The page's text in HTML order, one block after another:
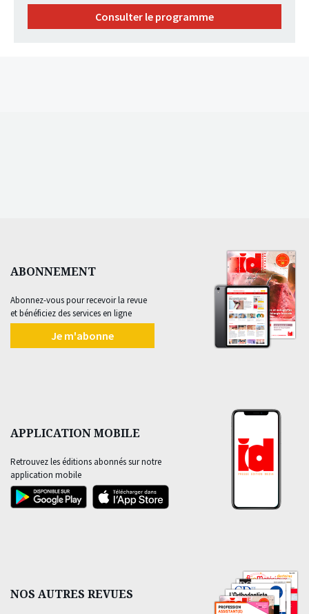
Consulter le programme
ABONNEMENT
Abonnez-vous pour recevoir la revue
et bénéficiez des services en ligne
Je m'abonne
APPLICATION MOBILE
Retrouvez les éditions abonnés sur notre
application mobile
NOS AUTRES REVUES